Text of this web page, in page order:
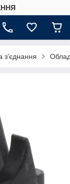
з'єднання